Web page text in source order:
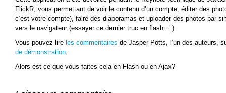
FlickR, vous permettant de voir le contenu d’un compte, éditer des
c’est votre compte), faire des diaporamas et uploader des photos par
vers le navigateur (essayer ce dernier truc en flash….)
Vous pouvez lire les commentaires de Jasper Potts, l’un des auteurs,
de démonstration.
Alors est-ce que vous faites cela en Flash ou en Ajax?